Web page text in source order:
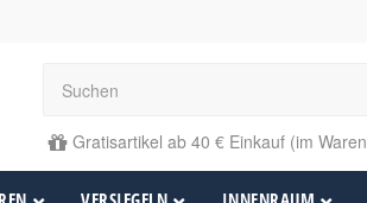
Gratisartikel ab 40 € Einkauf (im